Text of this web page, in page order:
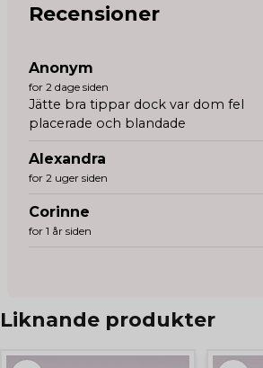
Recensioner
Anonym
for 2 dage siden
Jätte bra tippar dock var dom fel
placerade och blandade
Alexandra
for 2 uger siden
Corinne
for 1 år siden
Liknande produkter